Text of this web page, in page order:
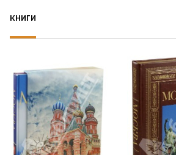
Экранизации
Коллекции
КНИГИ